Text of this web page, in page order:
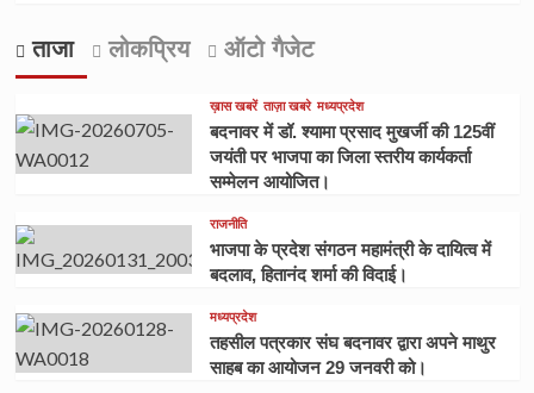
ताजा लोकप्रिय ऑटो गैजेट
ख़ास खबरें ताज़ा खबरे मध्यप्रदेश
बदनावर में डॉ. श्यामा प्रसाद मुखर्जी की 125वीं
जयंती पर भाजपा का जिला स्तरीय कार्यकर्ता
सम्मेलन आयोजित।
राजनीति
भाजपा के प्रदेश संगठन महामंत्री के दायित्व में
बदलाव, हितानंद शर्मा की विदाई।
मध्यप्रदेश
तहसील पत्रकार संघ बदनावर द्वारा अपने माथुर
साहब का आयोजन 29 जनवरी को।